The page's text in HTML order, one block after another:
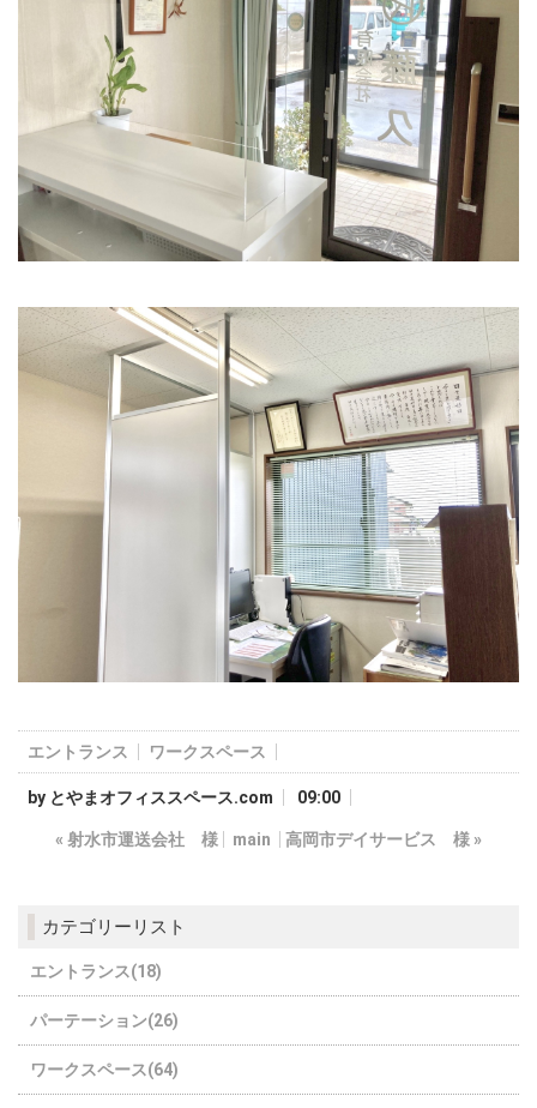
エントランス ワークスペース
by とやまオフィススペース.com 09:00
« 射水市運送会社 様 main 高岡市デイサービス 様 »
カテゴリーリスト
エントランス(18)
パーテーション(26)
ワークスペース(64)